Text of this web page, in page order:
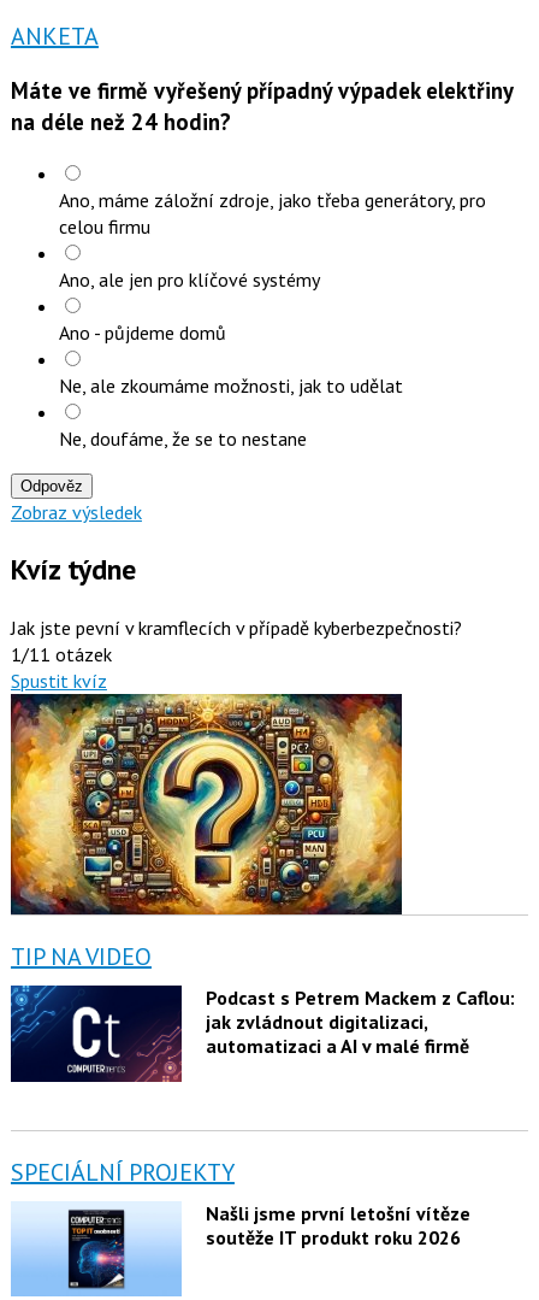
ANKETA
Máte ve firmě vyřešený případný výpadek elektřiny
na déle než 24 hodin?
Ano, máme záložní zdroje, jako třeba generátory, pro
celou firmu
Ano, ale jen pro klíčové systémy
Ano - půjdeme domů
Ne, ale zkoumáme možnosti, jak to udělat
Ne, doufáme, že se to nestane
Odpověz
Zobraz výsledek
Kvíz týdne
Jak jste pevní v kramflecích v případě kyberbezpečnosti?
1/11 otázek
Spustit kvíz
TIP NA VIDEO
Podcast s Petrem Mackem z Caflou:
jak zvládnout digitalizaci,
automatizaci a AI v malé firmě
SPECIÁLNÍ PROJEKTY
Našli jsme první letošní vítěze
soutěže IT produkt roku 2026